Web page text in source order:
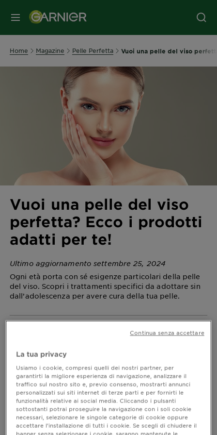
MENU
Home Magazine Pelle Perfetta Vuoi una pelle del viso
Vuoi una pelle del viso
perfetta? Ecco i prodotti
adatti per te!
Ultimo aggiornamento settembre 25, 2024
Ogni età porta con sé esigenze particolari della pelle
del viso. Scopri i trattamenti specifici da adottare sin
dall’adolescenza per avere cura della tua pelle.
Pelle del viso: ad ogni età le sue
Qualche sera fa mi trovavo in bagno con mia figlia
(si chiama Nabiki – qualora non mi conosceste
ancora – e ha 6 anni) e mentre applicavo lacrema
visomi ha chiesto: “Mamma, ma perché metti la
crema tutte le sere? Devo metterla anche io?”.
Per lei è ancora presto in effetti, maqual è il
momento giustoper prendersi cura dellapelle del
La tua privacy
Usiamo i cookie, compresi quelli dei nostri partner, per
garantirti la migliore esperienza di navigazione, analizzare il
traffico sul nostro sito e, previo consenso, mostrarti annunci
personalizzati sui siti internet di terze parti e per fornirti le
funzionalità relative ai social media. Cliccando i pulsanti
sottostanti potrai proseguire la navigazione con i soli cookie
necessari, selezionare le singole categorie di cookie oppure
accettare l’installazione di tutti i cookie. Se scegli di chiudere il
banner senza selezionare i cookie, saranno mantenute le
Continua senza accettare